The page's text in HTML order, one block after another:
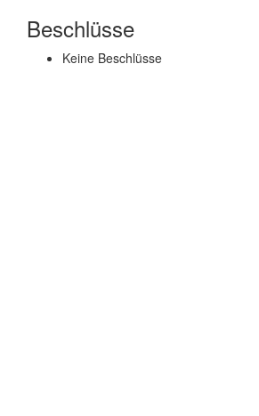
Beschlüsse
Keine Beschlüsse